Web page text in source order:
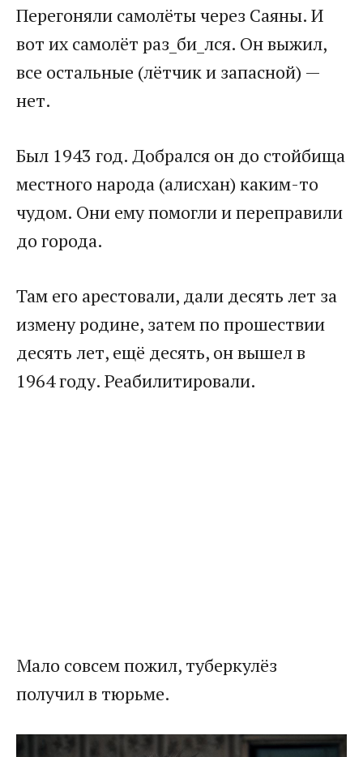
Перегоняли самолёты через Саяны. И
вот их самолёт раз_би_лся. Он выжил,
все остальные (лётчик и запасной) —
нет.​
​Был 1943 год. Добрался он до стойбища
местного народа (алисхан) каким-то
чудом. Они ему помогли и переправили
до города.​
​Там его арестовали, дали десять лет за
измену родине, затем по прошествии
десять лет, ещё десять, он вышел в
1964 году. Реабилитировали.​
​Мало совсем пожил, туберкулёз
получил в тюрьме.​